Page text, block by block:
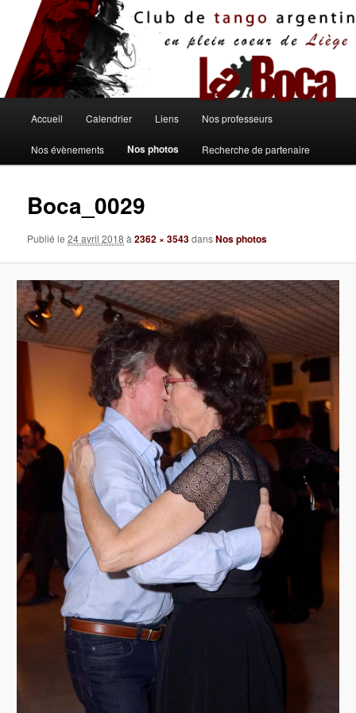
contenu
principal
principal
Accueil Calendrier Liens Nos professeurs
Nos évènements Nos photos Recherche de partenaire
Boca_0029
Publié le24 avril 2018 à2362 × 3543dansNos photos